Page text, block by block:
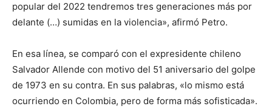
popular del 2022 tendremos tres generaciones más por
delante (…) sumidas en la violencia», afirmó Petro.
En esa línea, se comparó con el expresidente chileno
Salvador Allende con motivo del 51 aniversario del golpe
de 1973 en su contra. En sus palabras, «lo mismo está
ocurriendo en Colombia, pero de forma más sofisticada».